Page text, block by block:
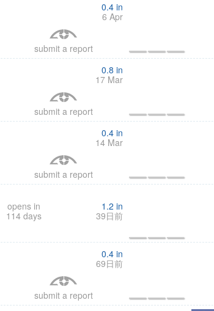
0.4 in
6 Apr
submit a report
0.8 in
17 Mar
submit a report
0.4 in
14 Mar
submit a report
opens in
114 days
1.2 in
39日前
0.4 in
69日前
submit a report